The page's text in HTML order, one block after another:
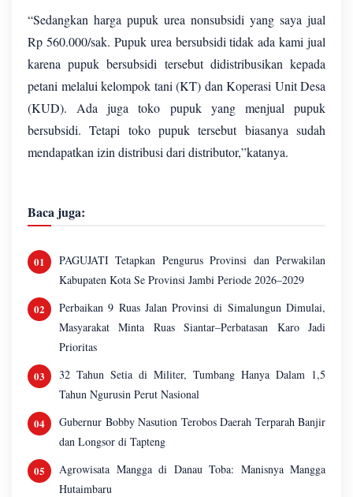
“Sedangkan harga pupuk urea nonsubsidi yang saya jual
Rp 560.000/sak. Pupuk urea bersubsidi tidak ada kami jual
karena pupuk bersubsidi tersebut didistribusikan kepada
petani melalui kelompok tani (KT) dan Koperasi Unit Desa
(KUD). Ada juga toko pupuk yang menjual pupuk
bersubsidi. Tetapi toko pupuk tersebut biasanya sudah
mendapatkan izin distribusi dari distributor,”katanya.
Baca juga:
PAGUJATI Tetapkan Pengurus Provinsi dan Perwakilan
Kabupaten Kota Se Provinsi Jambi Periode 2026–2029
Perbaikan 9 Ruas Jalan Provinsi di Simalungun Dimulai,
Masyarakat Minta Ruas Siantar–Perbatasan Karo Jadi
Prioritas
32 Tahun Setia di Militer, Tumbang Hanya Dalam 1,5
Tahun Ngurusin Perut Nasional
Gubernur Bobby Nasution Terobos Daerah Terparah Banjir
dan Longsor di Tapteng
Agrowisata Mangga di Danau Toba: Manisnya Mangga
Hutaimbaru